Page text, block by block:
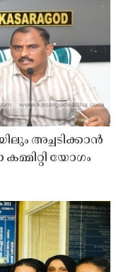
അച്ചടിക്കാൻ
യോഗം